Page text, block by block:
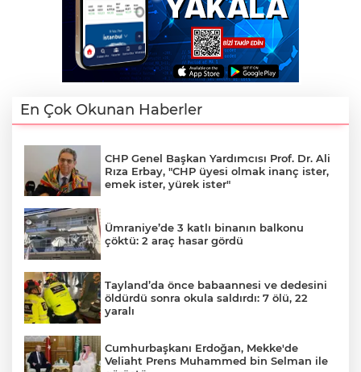
En Çok Okunan Haberler
CHP Genel Başkan Yardımcısı Prof. Dr. Ali
Rıza Erbay, "CHP üyesi olmak inanç ister,
emek ister, yürek ister"
Ümraniye’de 3 katlı binanın balkonu
çöktü: 2 araç hasar gördü
Tayland’da önce babaannesi ve dedesini
öldürdü sonra okula saldırdı: 7 ölü, 22
yaralı
Cumhurbaşkanı Erdoğan, Mekke'de
Veliaht Prens Muhammed bin Selman ile